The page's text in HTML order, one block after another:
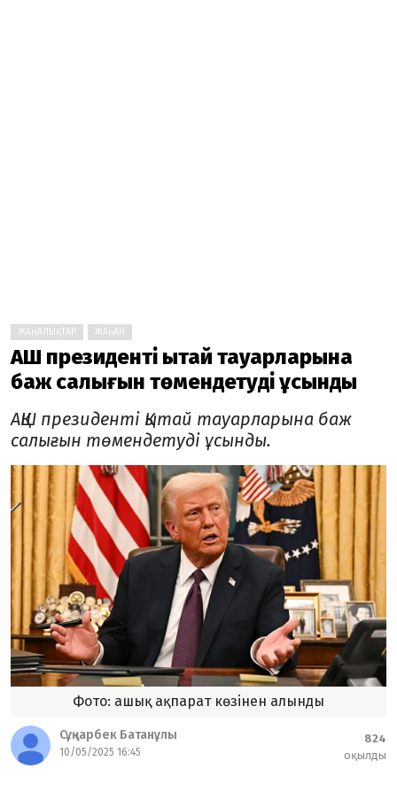
ЖАҢАЛЫҚТАР ЖАҺАН
АҚШ президенті Қытай тауарларына
баж салығын төмендетуді ұсынды
АҚШ президенті Қытай тауарларына баж
салығын төмендетуді ұсынды.
Фото: ашық ақпарат көзінен алынды
Сұңқарбек Батанұлы
10/05/2025 16:45
824
оқылды